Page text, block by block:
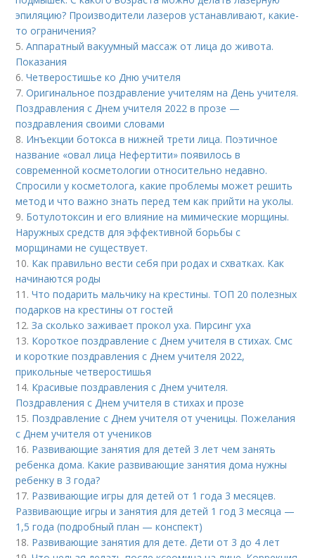
эпиляцию? Производители лазеров устанавливают, какие-
то ограничения?
5.Аппаратный вакуумный массаж от лица до живота.
Показания
6.Четверостишье ко Дню учителя
7.Оригинальное поздравление учителям на День учителя.
Поздравления с Днем учителя 2022 в прозе —
поздравления своими словами
8. Инъекции ботокса в нижней трети лица. Поэтичное
название «овал лица Нефертити» появилось в
современной косметологии относительно недавно.
Спросили у косметолога, какие проблемы может решить
метод и что важно знать перед тем как прийти на уколы.
9. Ботулотоксин и его влияние на мимические морщины.
Наружных средств для эффективной борьбы с
морщинами не существует.
10. Как правильно вести себя при родах и схватках. Как
начинаются роды
11.Что подарить мальчику на крестины. ТОП 20 полезных
подарков на крестины от гостей
12.За сколько заживает прокол уха. Пирсинг уха
13. Короткое поздравление с Днем учителя в стихах. Смс
и короткие поздравления с Днем учителя 2022,
прикольные четверостишья
14. Красивые поздравления с Днем учителя.
Поздравления с Днем учителя в стихах и прозе
15. Поздравление с Днем учителя от ученицы. Пожелания
с Днем учителя от учеников
16. Развивающие занятия для детей 3 лет чем занять
ребенка дома. Какие развивающие занятия дома нужны
ребенку в 3 года?
17. Развивающие игры для детей от 1 года 3 месяцев.
Развивающие игры и занятия для детей 1 год 3 месяца —
1,5 года (подробный план — конспект)
18. Развивающие занятия для дете. Дети от 3 до 4 лет